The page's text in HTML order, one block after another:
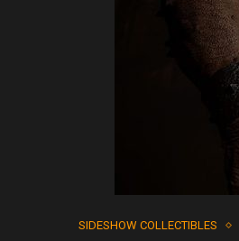
SIDESHOW COLLECTIBLES